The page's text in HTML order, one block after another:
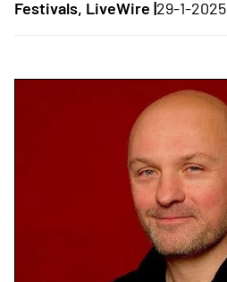
Festivals, LiveWire |29-1-2025